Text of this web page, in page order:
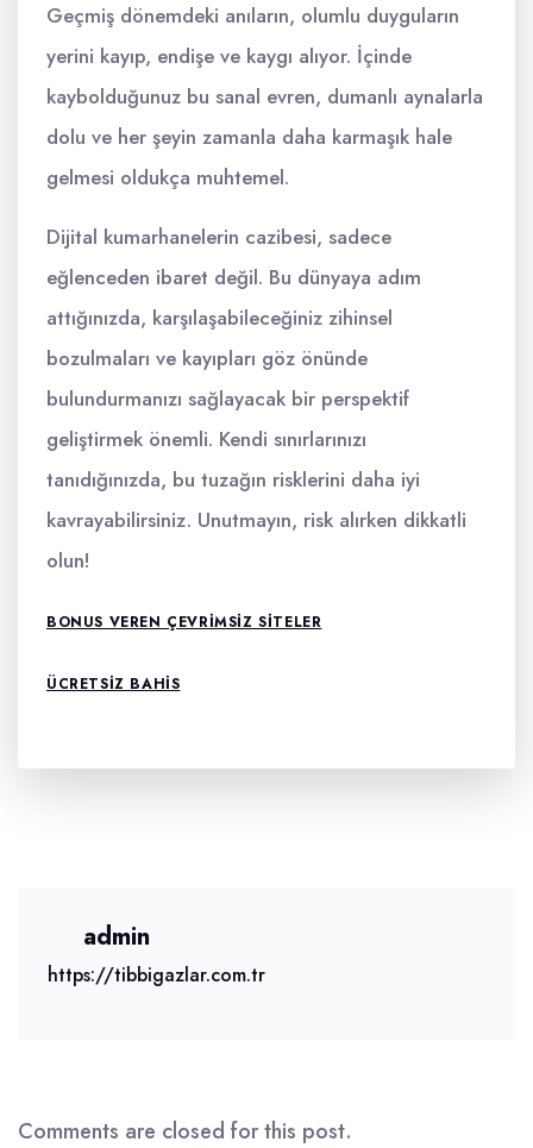
Geçmiş dönemdeki anıların, olumlu duyguların
yerini kayıp, endişe ve kaygı alıyor. İçinde
kaybolduğunuz bu sanal evren, dumanlı aynalarla
dolu ve her şeyin zamanla daha karmaşık hale
gelmesi oldukça muhtemel.
Dijital kumarhanelerin cazibesi, sadece
eğlenceden ibaret değil. Bu dünyaya adım
attığınızda, karşılaşabileceğiniz zihinsel
bozulmaları ve kayıpları göz önünde
bulundurmanızı sağlayacak bir perspektif
geliştirmek önemli. Kendi sınırlarınızı
tanıdığınızda, bu tuzağın risklerini daha iyi
kavrayabilirsiniz. Unutmayın, risk alırken dikkatli
olun!
BONUS VEREN ÇEVRIMSIZ SITELER
ÜCRETSIZ BAHIS
admin
https://tibbigazlar.com.tr
Comments are closed for this post.